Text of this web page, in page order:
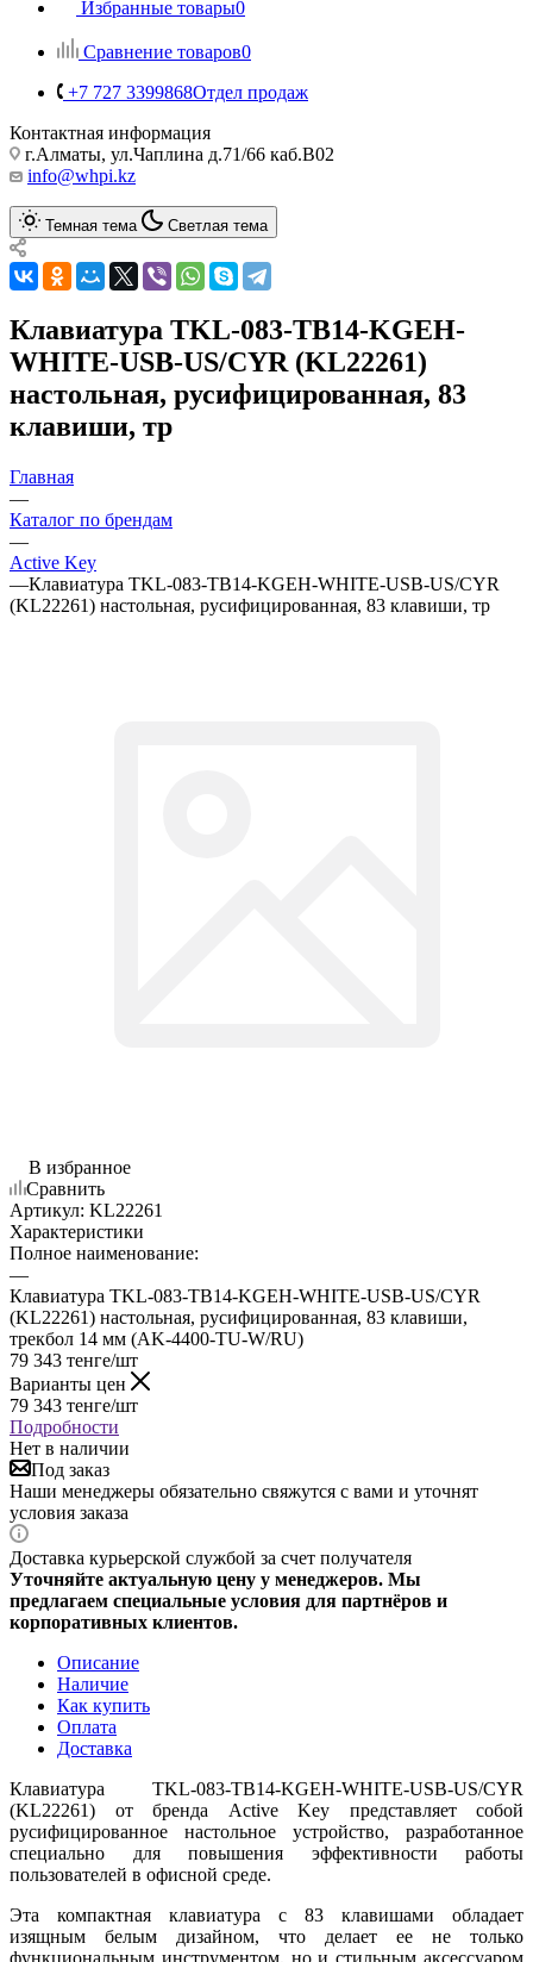
Избранные товары0
Сравнение товаров0
+7 727 3399868Отдел продаж
Контактная информация
г.Алматы, ул.Чаплина д.71/66 каб.B02
info@whpi.kz
Темная тема Светлая тема
Клавиатура TKL-083-TB14-KGEH-
WHITE-USB-US/CYR (KL22261)
настольная, русифицированная, 83
клавиши, тр
Главная
—
Каталог по брендам
—
Active Key
—Клавиатура TKL-083-TB14-KGEH-WHITE-USB-US/CYR
(KL22261) настольная, русифицированная, 83 клавиши, тр
В избранное
Сравнить
Артикул: KL22261
Характеристики
Полное наименование:
—
Клавиатура TKL-083-TB14-KGEH-WHITE-USB-US/CYR
(KL22261) настольная, русифицированная, 83 клавиши,
трекбол 14 мм (AK-4400-TU-W/RU)
79 343 тенге/шт
Варианты цен
79 343 тенге/шт
Подробности
Нет в наличии
Под заказ
Наши менеджеры обязательно свяжутся с вами и уточнят
условия заказа
Доставка курьерской службой за счет получателя
Уточняйте актуальную цену у менеджеров. Мы
предлагаем специальные условия для партнёров и
корпоративных клиентов.
Описание
Наличие
Как купить
Оплата
Доставка
Клавиатура TKL-083-TB14-KGEH-WHITE-USB-US/CYR
(KL22261) от бренда Active Key представляет собой
русифицированное настольное устройство, разработанное
специально для повышения эффективности работы
пользователей в офисной среде.
Эта компактная клавиатура с 83 клавишами обладает
изящным белым дизайном, что делает ее не только
функциональным инструментом, но и стильным аксессуаром